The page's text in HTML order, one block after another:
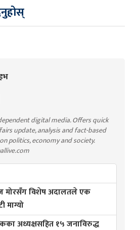
digital media. Offers quick
update, analysis and fact-based
politics, economy and society.
मोरसँग विशेष अदालतले एक
माग्यो
अध्यक्षसहित १५ जनाविरुद्ध